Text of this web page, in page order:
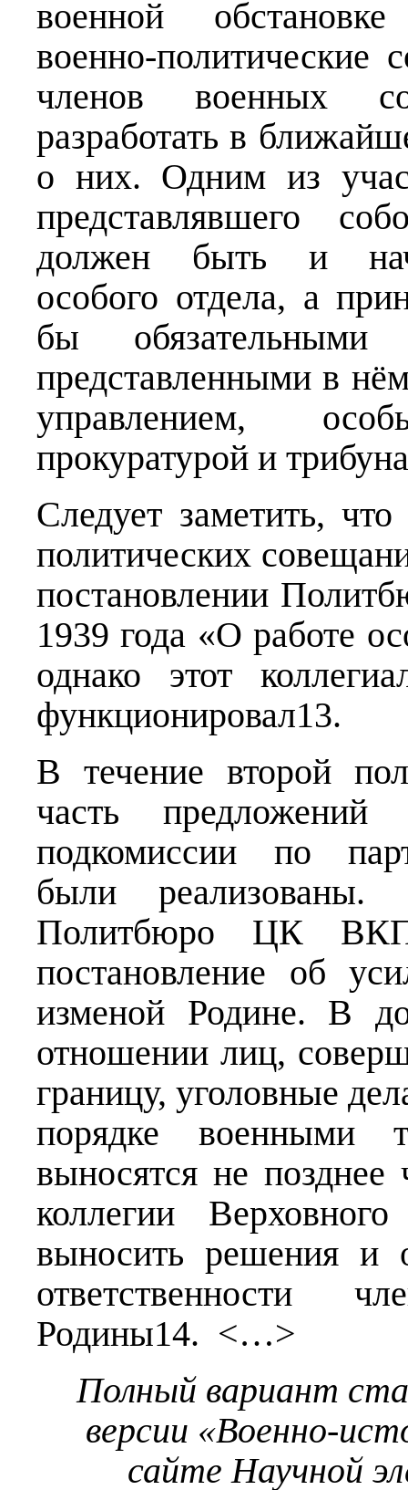
военной
военно-политические
членов военных
разработать в
о них. Одним из
представлявшего
должен быть и
особого отдела, а
бы
представленными в
управлением,
прокуратурой и
Следует заметить,
политических
постановлении
1939 года «О работе
однако этот
функционировал13.
В течение второй
часть
подкомиссии по
были
Политбюро ЦК
постановление об
изменой Родине. В
отношении лиц,
границу, уголовные
порядке военными
выносятся не
коллегии
выносить решения и
ответственности
Родины14. <…>
Полный вариант
версии «Военно-
сайте Научной